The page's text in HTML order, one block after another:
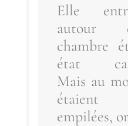
Elle
autour
chambre
état
Mais au
étaient
empi­lées,